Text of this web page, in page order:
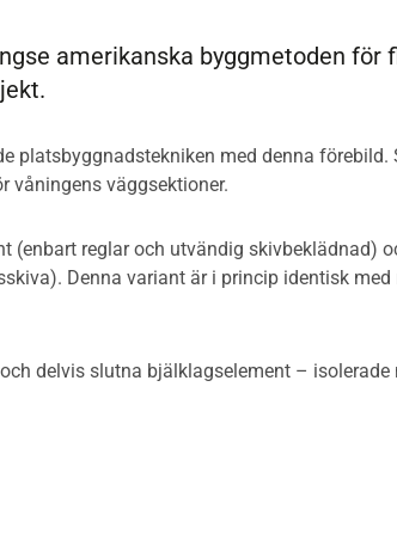
amerikanska byggmetoden för
platsbyggnadstekniken med denna förebild.
våningens väggsektioner.
(enbart reglar och utvändig skivbeklädnad)
Denna variant är i princip identisk
delvis slutna bjälklagselement – isolerade